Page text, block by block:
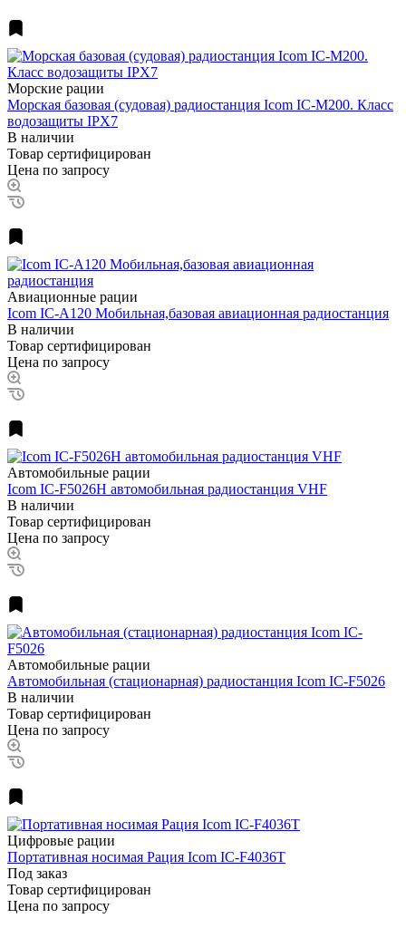
Морские рации
Морская базовая (судовая) радиостанция Icom IC-M200. Класс
водозащиты IPX7
В наличии
Товар сертифицирован
Цена по запросу
Авиационные рации
Icom IC-A120 Мобильная,базовая авиационная радиостанция
В наличии
Товар сертифицирован
Цена по запросу
Автомобильные рации
Icom IC-F5026H автомобильная радиостанция VHF
В наличии
Товар сертифицирован
Цена по запросу
Автомобильные рации
Автомобильная (стационарная) радиостанция Icom IC-F5026
В наличии
Товар сертифицирован
Цена по запросу
Цифровые рации
Портативная носимая Рация Icom IC-F4036T
Под заказ
Товар сертифицирован
Цена по запросу